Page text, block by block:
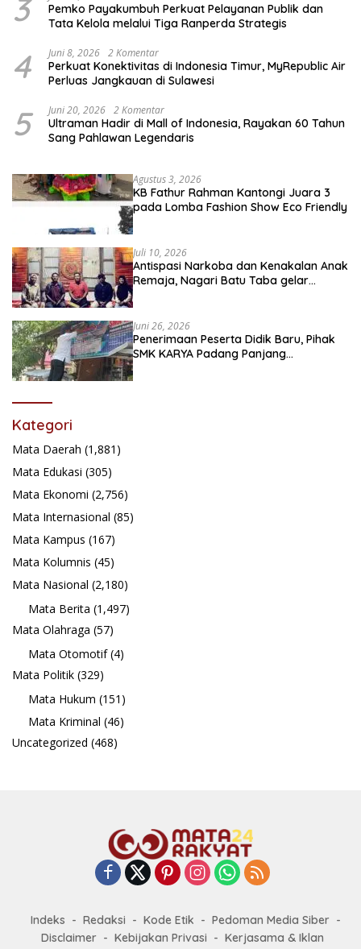
3
Pemko Payakumbuh Perkuat Pelayanan Publik dan
Tata Kelola melalui Tiga Ranperda Strategis
4 Juni 8, 2026 2 Komentar
Perkuat Konektivitas di Indonesia Timur, MyRepublic Air
Perluas Jangkauan di Sulawesi
5 Juni 20, 2026 2 Komentar
Ultraman Hadir di Mall of Indonesia, Rayakan 60 Tahun
Sang Pahlawan Legendaris
Agustus 3, 2026
KB Fathur Rahman Kantongi Juara 3
pada Lomba Fashion Show Eco Friendly
Juli 10, 2026
Antispasi Narkoba dan Kenakalan Anak
Remaja, Nagari Batu Taba gelar
Juni 26, 2026
Penerimaan Peserta Didik Baru, Pihak
SMK KARYA Padang Panjang
Kategori
Mata Daerah (1,881)
Mata Edukasi (305)
Mata Ekonomi (2,756)
Mata Internasional (85)
Mata Kampus (167)
Mata Kolumnis (45)
Mata Nasional (2,180)
Mata Berita (1,497)
Mata Olahraga (57)
Mata Otomotif(4)
Mata Politik (329)
Mata Hukum (151)
Mata Kriminal (46)
Uncategorized (468)
Indeks Redaksi Kode Etik
Pedoman Media Siber
Disclaimer
Kebijakan Privasi Kerjasama & Iklan